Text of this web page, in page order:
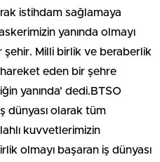
istihdam sağlamaya
yanında olmayı
Milli birlik ve beraberlik
eden bir şehre
yanında' dedi.BTSO
dünyası olarak tüm
kuvvetlerimizin
olmayı başaran iş dünyası